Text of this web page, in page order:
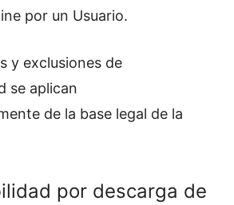
por un Usuario.
y exclusiones de
se aplican
de la base legal de la
por descarga de